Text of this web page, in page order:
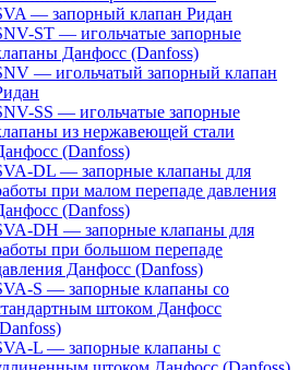
— запорный клапан Ридан
ST — игольчатые запорные
Данфосс (Danfoss)
— игольчатый запорный клапан
SS — игольчатые запорные
из нержавеющей стали
(Danfoss)
DL — запорные клапаны для
при малом перепаде давления
(Danfoss)
DH — запорные клапаны для
при большом перепаде
Данфосс (Danfoss)
S — запорные клапаны со
штоком Данфосс
L — запорные клапаны с